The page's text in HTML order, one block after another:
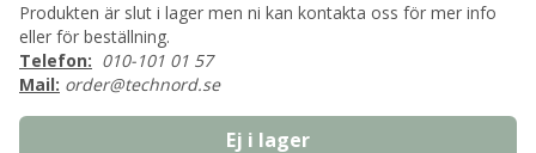
Produkten är slut i lager men ni kan kontakta oss för mer info
eller för beställning.
Telefon: 010-101 01 57
Mail: order@technord.se
Ej i lager